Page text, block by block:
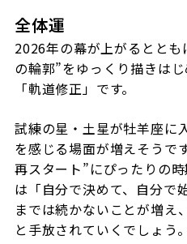
全体運
2026年の幕が上がるとと
の輪郭”をゆっくり描きは
「軌道修正」です。
試練の星・土星が牡羊座に
を感じる場面が増えそうで
再スタート”にぴったりの
は「自分で決めて、自分で
までは続かないことが増え
と手放されていくでしょう。